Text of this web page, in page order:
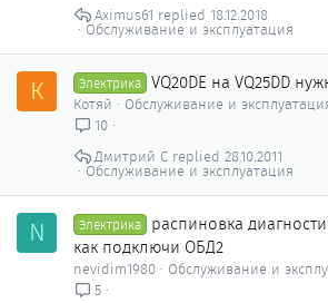
Обслуживание и эксплуатация
18.12.2018
Aximus61
К Электрика VQ20DE на VQ25DD
Котяй
Обслуживание и
10
Обслуживание и эксплуатация
28.10.2011
Дмитрий C
N Электрика распиновка
как подключи ОБД2
nevidim1980
Обслуживание и
5